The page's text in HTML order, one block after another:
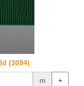
(3094)
m +